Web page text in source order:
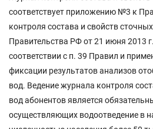
соответствует приложению №3 к
контроля состава и свойств
Правительства РФ от 21 июня 2013
соответствии с п. 39 Правил и
фиксации результатов анализов
вод. Ведение журнала контроля
вод абонентов является
осуществляющих водоотведение в